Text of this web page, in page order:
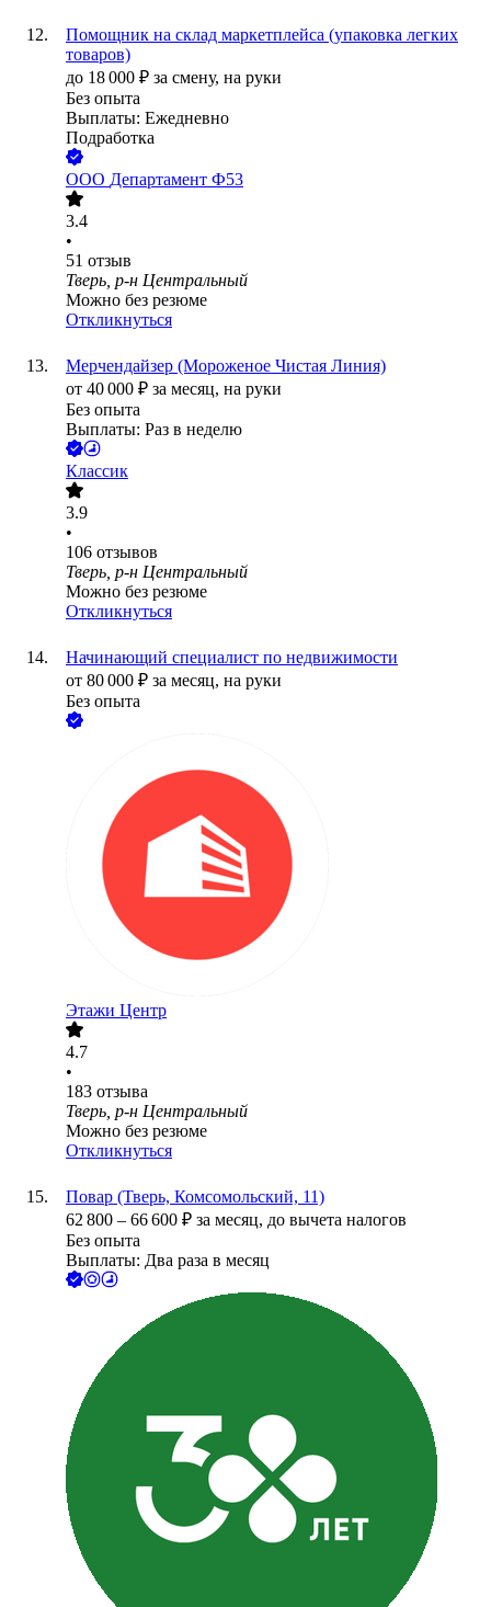
Помощник на склад маркетплейса (упаковка легких
товаров)
до 18 000 ₽ за смену, на руки
Без опыта
Выплаты: Ежедневно
Подработка
ООО Департамент Ф53
3.4
•
51 отзыв
Тверь, р-н Центральный
Можно без резюме
Откликнуться
Мерчендайзер (Мороженое Чистая Линия)
от 40 000 ₽ за месяц, на руки
Без опыта
Выплаты: Раз в неделю
Классик
3.9
•
106 отзывов
Тверь, р-н Центральный
Можно без резюме
Откликнуться
Начинающий специалист по недвижимости
от 80 000 ₽ за месяц, на руки
Без опыта
Этажи Центр
4.7
•
183 отзыва
Тверь, р-н Центральный
Можно без резюме
Откликнуться
Повар (Тверь, Комсомольский, 11)
62 800 – 66 600 ₽ за месяц, до вычета налогов
Без опыта
Выплаты: Два раза в месяц